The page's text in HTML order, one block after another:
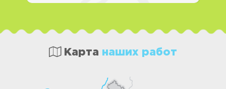
Карта наших работ